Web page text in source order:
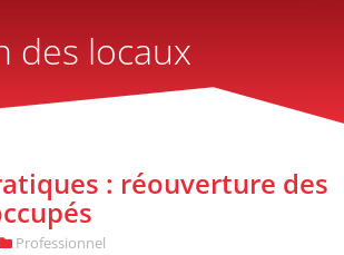
des locaux
: réouverture des
Professionnel